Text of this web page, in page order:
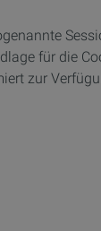
für die
zur